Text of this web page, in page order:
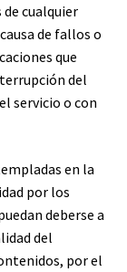
cualquier
de fallos o
que
del
servicio o con
en la
por los
deberse a
del
por el